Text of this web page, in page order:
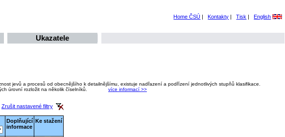
Home ČSÚ | Kontakty | Tisk | English
Ukazatele
jevů a procesů od obecnějšího k detailnějšímu, existuje nadřazení a podřízení jednotlivých stupňů klasifikace.
úrovní rozložit na několik číselníků.
více informací >>
Zrušit nastavené filtry
Doplňující
informace
Ke stažení